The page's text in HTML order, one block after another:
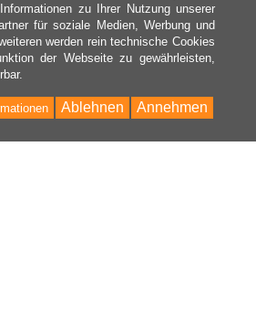
zu Ihrer Nutzung unserer
für soziale Medien, Werbung und
werden rein technische Cookies
der Webseite zu gewährleisten,
Annehmen
Ablehnen